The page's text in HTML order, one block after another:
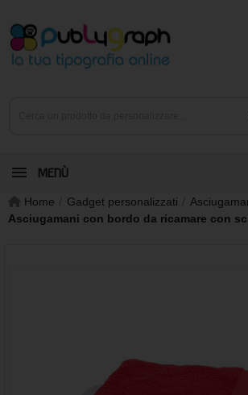
MENÙ
Home Gadget personalizzati
Asciugamani con bordo da ricamare con